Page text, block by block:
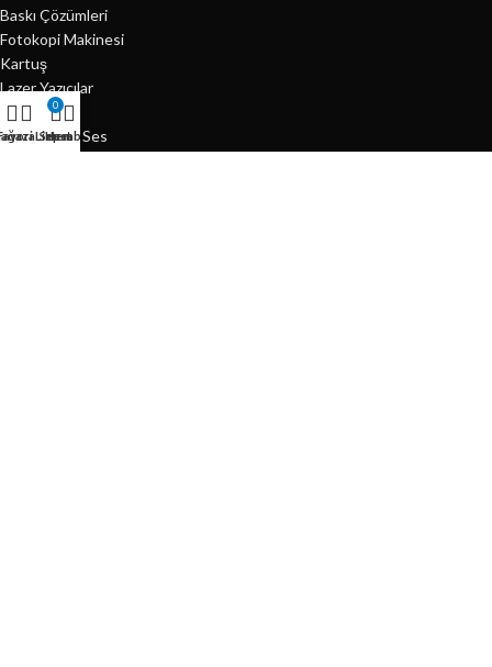
Baskı Çözümleri
Fotokopi Makinesi
Kartuş
Lazer Yazıcılar
Mürekkep
Görüntü ve Ses
Listem
0
Sepet
Hesabım